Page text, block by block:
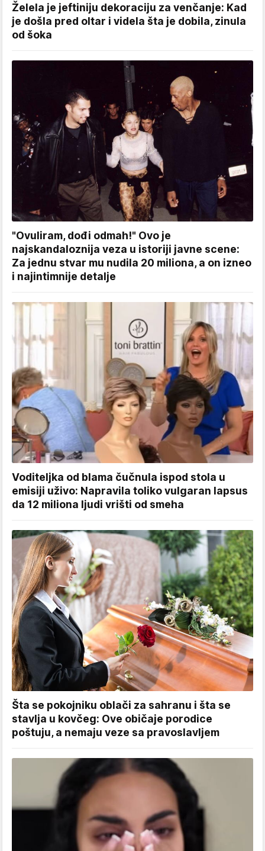
Želela je jeftiniju dekoraciju za venčanje: Kad
je došla pred oltar i videla šta je dobila, zinula
od šoka
"Ovuliram, dođi odmah!" Ovo je
najskandaloznija veza u istoriji javne scene:
Za jednu stvar mu nudila 20 miliona, a on izneo
i najintimnije detalje
Voditeljka od blama čučnula ispod stola u
emisiji uživo: Napravila toliko vulgaran lapsus
da 12 miliona ljudi vrišti od smeha
Šta se pokojniku oblači za sahranu i šta se
stavlja u kovčeg: Ove običaje porodice
poštuju, a nemaju veze sa pravoslavljem